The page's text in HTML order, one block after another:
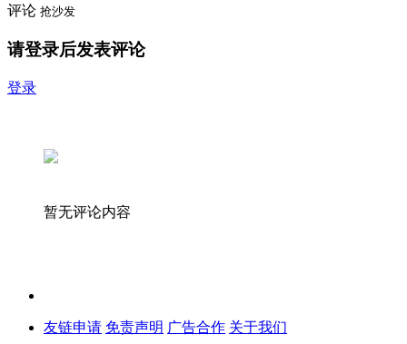
评论 抢沙发
请登录后发表评论
登录
暂无评论内容
友链申请 免责声明 广告合作 关于我们